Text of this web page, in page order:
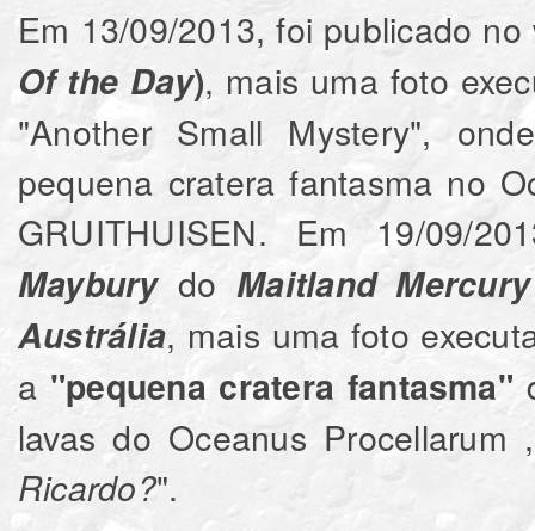
Em 13/09/2013, foi publicado
Of the Day), mais uma foto
"Another Small Mystery",
pequena cratera fantasma no
GRUITHUISEN. Em 19/09/
Mayburydo Maitland
Austrália, mais uma foto
a "pequena cratera fantasma"
lavas do Oceanus
Ricardo?".